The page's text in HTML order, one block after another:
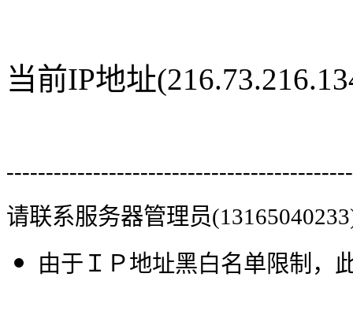
当前IP地址
请联系服务器管理员
由于ＩＰ地址黑白名单限制，